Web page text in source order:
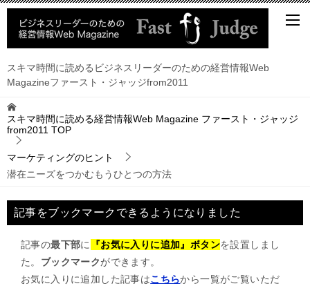
スキマ時間に読めるビジネスリーダーのための経営情報Web
Magazineファースト・ジャッジfrom2011
スキマ時間に読める経営情報Web Magazine ファースト・ジャッジ
from2011 TOP
マーケティングのヒント
潜在ニーズをつかむもうひとつの方法
記事をブックマークできるようになりました
記事の最下部に 『お気に入りに追加』ボタンを設置しまし
た。 ブックマークができます。
お気に入りに追加した記事はこちらから一覧がご覧いただ